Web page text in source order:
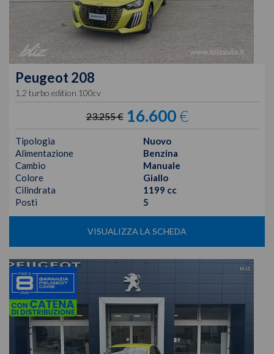
Peugeot 208
1.2 turbo edition 100cv
23.255 € 16.600€
Tipologia
Nuovo
Alimentazione
Benzina
Cambio
Manuale
Colore
Giallo
Cilindrata
1199 cc
Posti
5
VISUALIZZA LA SCHEDA